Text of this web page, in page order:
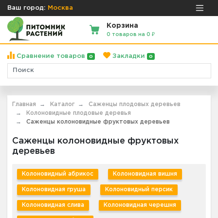
Ваш город: Москва
Корзина
0 товаров на 0 ₽
Сравнение товаров 0 Закладки 0
Главная Каталог
Саженцы плодовых деревьев
Колоновидные плодовые деревья
Саженцы колоновидные фруктовых деревьев
Саженцы колоновидные фруктовых
деревьев
Колоновидный абрикос Колоновидная вишня
Колоновидная груша Колоновидный персик
Колоновидная слива Колоновидная черешня